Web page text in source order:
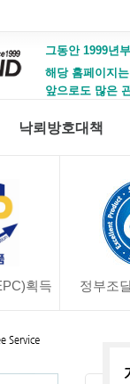
그동안 1999년
해당 홈페이지
앞으로도 많은
낙뢰방호대책
획득 정부조